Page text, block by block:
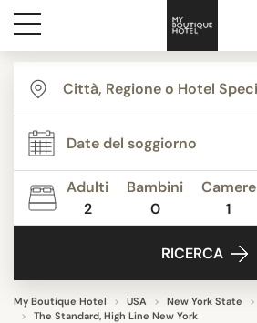
Destinazioni
Ispirazione
Contatti
Adulti
2
Bambini
0
Camere
1
RICERCA
My Boutique Hotel USA New York State
The Standard, High Line New York